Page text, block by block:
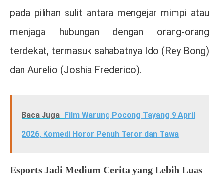
pada pilihan sulit antara mengejar mimpi atau
menjaga hubungan dengan orang-orang
terdekat, termasuk sahabatnya Ido (Rey Bong)
dan Aurelio (Joshia Frederico).
Baca Juga Film Warung Pocong Tayang 9 April
2026, Komedi Horor Penuh Teror dan Tawa
Esports Jadi Medium Cerita yang Lebih Luas